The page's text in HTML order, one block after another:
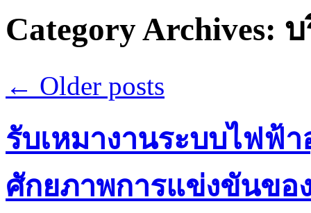
Category Archives: บ
← Older posts
รับเหมางานระบบไฟฟ้
ศักยภาพการแข่งขันขอ